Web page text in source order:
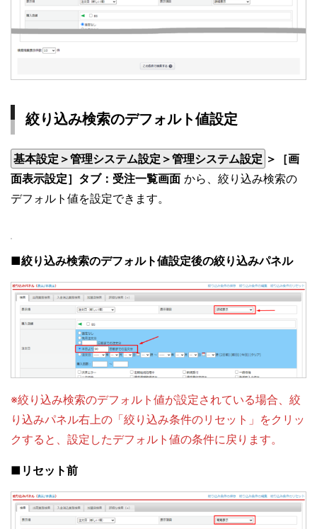
絞り込み検索のデフォルト値設定
基本設定＞管理システム設定＞管理システム設定 ＞［画
面表示設定］タブ：受注一覧画面 から、絞り込み検索の
デフォルト値を設定できます。
■絞り込み検索のデフォルト値設定後の絞り込みパネル
※絞り込み検索のデフォルト値が設定されている場合、絞
り込みパネル右上の「絞り込み条件のリセット」をクリッ
クすると、設定したデフォルト値の条件に戻ります。
■リセット前